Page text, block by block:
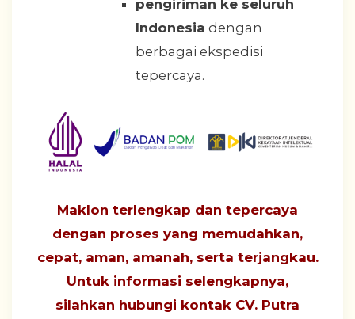
pengiriman ke seluruh
Indonesia dengan
berbagai ekspedisi
tepercaya.
Maklon terlengkap dan tepercaya
dengan proses yang memudahkan,
cepat, aman, amanah, serta terjangkau.
Untuk informasi selengkapnya,
silahkan hubungi kontak CV. Putra